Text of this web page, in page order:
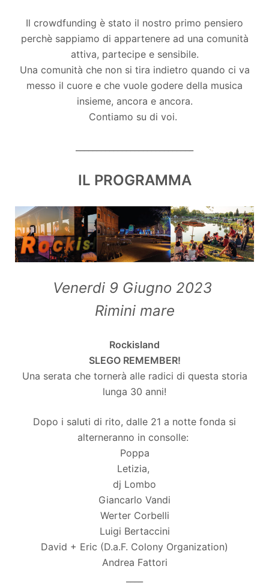
Il crowdfunding è stato il nostro primo pensiero
perchè sappiamo di appartenere ad una comunità
attiva, partecipe e sensibile.
Una comunità che non si tira indietro quando ci va
messo il cuore e che vuole godere della musica
insieme, ancora e ancora.
Contiamo su di voi.
IL PROGRAMMA
Venerdi 9 Giugno 2023
Rimini mare
Rockisland
SLEGO REMEMBER!
Una serata che tornerà alle radici di questa storia
lunga 30 anni!
Dopo i saluti di rito, dalle 21 a notte fonda si
alterneranno in consolle:
Poppa
Letizia,
dj Lombo
Giancarlo Vandi
Werter Corbelli
Luigi Bertaccini
David + Eric (D.a.F. Colony Organization)
Andrea Fattori